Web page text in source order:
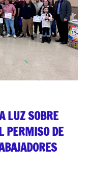
LUZ SOBRE
PERMISO DE